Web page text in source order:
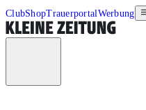
ClubShopTrauerportalWerbung